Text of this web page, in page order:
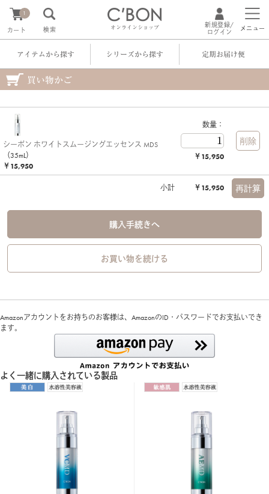
オンラインショップ
カート
1
検索
新規登録/
ログイン
メニュー
アイテムから探す シリーズから探す 定期お届け便
買い物かご
シーボン ホワイトスムージングエッセンス MDS
（35mL）
￥15,950
数量：
￥15,950
小計 ￥15,950
Amazonアカウントをお持ちのお客様は、AmazonのID・パスワードでお支払いでき
ます。
よく一緒に購入されている製品